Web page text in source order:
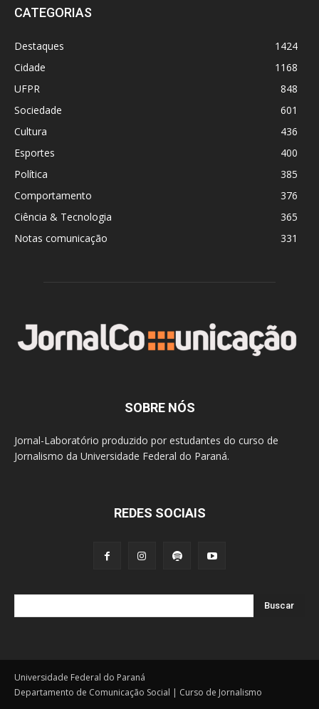
CATEGORIAS
Destaques
1424
Cidade
1168
UFPR
848
Sociedade
601
Cultura
436
Esportes
400
Política
385
Comportamento
376
Ciência & Tecnologia
365
Notas comunicação
331
SOBRE NÓS
Jornal-Laboratório produzido por estudantes do curso de
Jornalismo da Universidade Federal do Paraná.
REDES SOCIAIS
Buscar
Universidade Federal do Paraná
Departamento de Comunicação Social | Curso de Jornalismo